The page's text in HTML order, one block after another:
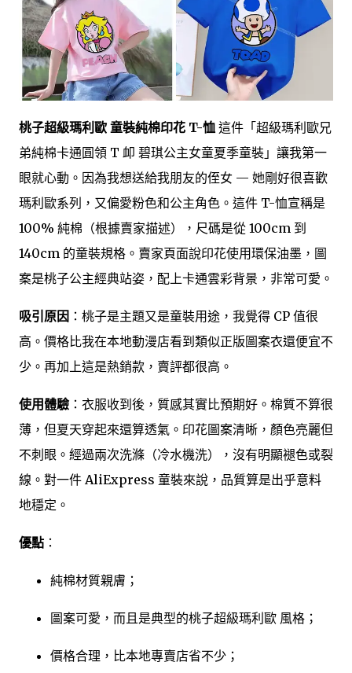
桃子超級瑪利歐 童裝純棉印花 T-恤 這件「超級瑪利歐兄
弟純棉卡通圓領 T 卹 碧琪公主女童夏季童裝」讓我第一
眼就心動。因為我想送給我朋友的侄女 — 她剛好很喜歡
瑪利歐系列，又偏愛粉色和公主角色。這件 T-恤宣稱是
100% 純棉（根據賣家描述），尺碼是從 100cm 到
140cm 的童裝規格。賣家頁面說印花使用環保油墨，圖
案是桃子公主經典站姿，配上卡通雲彩背景，非常可愛。
吸引原因 ：桃子是主題又是童裝用途，我覺得 CP 值很
高。價格比我在本地動漫店看到類似正版圖案衣還便宜不
少。再加上這是熱銷款，賣評都很高。
使用體驗 ：衣服收到後，質感其實比預期好。棉質不算很
薄，但夏天穿起來還算透氣。印花圖案清晰，顏色亮麗但
不刺眼。經過兩次洗滌（冷水機洗），沒有明顯褪色或裂
線。對一件 AliExpress 童裝來說，品質算是出乎意料
地穩定。
優點 ：
純棉材質親膚；
圖案可愛，而且是典型的桃子超級瑪利歐 風格；
價格合理，比本地專賣店省不少；